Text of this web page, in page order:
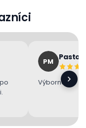
PM
Výborne 👌